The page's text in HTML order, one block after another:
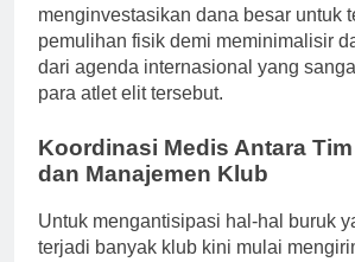
menginvestasikan dana besar untuk
pemulihan fisik demi meminimalisir
dari agenda internasional yang
para atlet elit tersebut.
Koordinasi Medis Antara
dan Manajemen Klub
Untuk mengantisipasi hal-hal buruk
terjadi banyak klub kini mulai